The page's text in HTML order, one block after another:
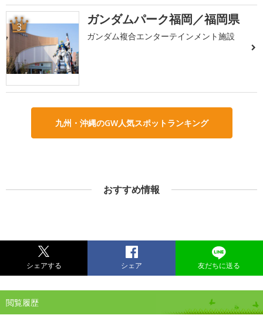
3 ガンダムパーク福岡／福岡県
ガンダム複合エンターテインメント施設
九州・沖縄のGW人気スポットランキング
おすすめ情報
シェアする シェア 友だちに送る
閲覧履歴